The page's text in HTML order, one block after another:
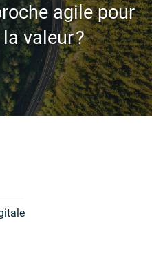
agile pour
valeur ?